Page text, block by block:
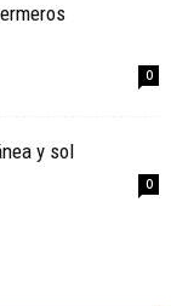
0
y sol
0